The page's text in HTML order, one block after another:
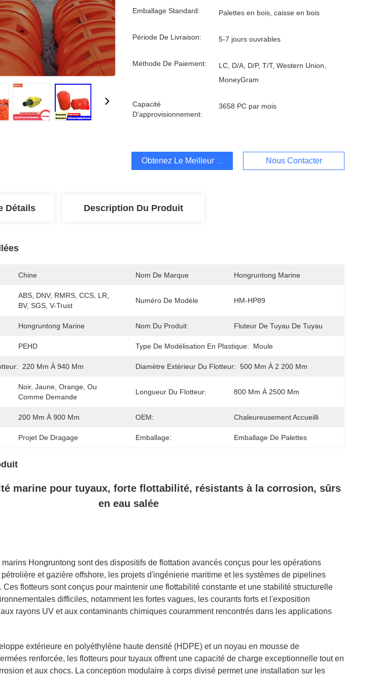
Emballage Standard: Palettes en bois, caisse en bois
Période De Livraison: 5-7 jours ouvrables
Méthode De Paiement:
LC, D/A, D/P, T/T, Western Union,
MoneyGram
Capacité
D'approvisionnement:
3658 PC par mois
Obtenez Le Meilleur Prix Nous Contacter
Détails Description Du Produit
Chine Nom De Marque Hongruntong Marine
ABS, DNV, RMRS, CCS, LR,
BV, SGS, V-Trust
Numéro De Modèle HM-HP89
Hongruntong Marine Nom Du Produit: Fluteur De Tuyau De Tuyau
PEHD Type De Modélisation En Plastique: Moule
220 Mm À 940 Mm Diamètre Extérieur Du Flotteur: 500 Mm À 2 200 Mm
Noir, Jaune, Orange, Ou
Comme Demande
Longueur Du Flotteur: 800 Mm À 2500 Mm
200 Mm À 900 Mm OEM: Chaleureusement Accueilli
Projet De Dragage Emballage: Emballage De Palettes
marine pour tuyaux, forte flottabilité, résistants à la corrosion, sûrs
en eau salée
marins Hongruntong sont des dispositifs de flottation avancés conçus pour les opérations
et gazière offshore, les projets d'ingénierie maritime et les systèmes de pipelines
Ces flotteurs sont conçus pour maintenir une flottabilité constante et une stabilité structurelle
difficiles, notamment les fortes vagues, les courants forts et l'exposition
rayons UV et aux contaminants chimiques couramment rencontrés dans les applications
extérieure en polyéthylène haute densité (HDPE) et un noyau en mousse de
renforcée, les flotteurs pour tuyaux offrent une capacité de charge exceptionnelle tout en
et aux chocs. La conception modulaire à corps divisé permet une installation sur les